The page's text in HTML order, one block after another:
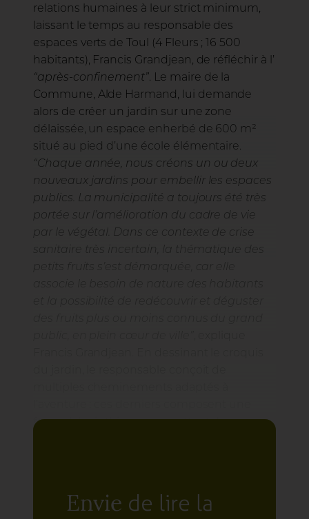
relations humaines à leur strict minimum,
laissant le temps au responsable des
espaces verts de Toul (4 Fleurs ; 16 500
habitants), Francis Grandjean, de réfléchir à l’
“après-confinement” . Le maire de la
Commune, Alde Harmand, lui demande
alors de créer un jardin sur une zone
délaissée, un espace enherbé de 600 m²
situé au pied d’une école élémentaire.
“Chaque année, nous créons un ou deux
nouveaux jardins pour embellir les espaces
publics. La municipalité a toujours été très
portée sur l’amélioration du cadre de vie
par le végétal. Dans ce contexte de crise
sanitaire très incertain, la thématique des
petits fruits s’est démarquée, car elle
forme labyrinthique, permettant de
grâce au jeu des formes, des couleurs et
des strates qui orientent le regard du
Envie de lire la